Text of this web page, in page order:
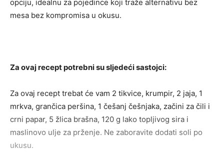
opciju, idealnu za pojedince koji traže alternativu bez
mesa bez kompromisa u okusu.
Za ovaj recept potrebni su sljedeći sastojci:
Za ovaj recept trebat će vam 2 tikvice, krumpir, 2 jaja, 1
mrkva, grančica peršina, 1 češanj češnjaka, začini za čili i
crni papar, 5 žlica brašna, 120 g lako topljivog sira i
maslinovo ulje za prženje. Ne zaboravite dodati soli po
ukusu.